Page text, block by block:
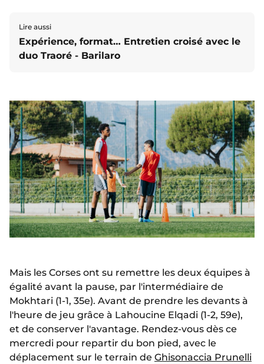
Lire aussi
Expérience, format… Entretien croisé avec le
duo Traoré - Barilaro
Mais les Corses ont su remettre les deux équipes à
égalité avant la pause, par l'intermédiaire de
Mokhtari (1-1, 35e). Avant de prendre les devants à
l'heure de jeu grâce à Lahoucine Elqadi (1-2, 59e),
et de conserver l'avantage. Rendez-vous dès ce
mercredi pour repartir du bon pied, avec le
déplacement sur le terrain de Ghisonaccia Prunelli